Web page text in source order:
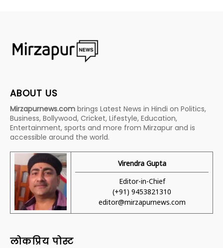
ABOUT US
Mirzapurnews.com brings Latest News in Hindi on Politics,
Business, Bollywood, Cricket, Lifestyle, Education,
Entertainment, sports and more from Mirzapur and is
accessible around the world.
Virendra Gupta
Editor-in-Chief
(+91) 9453821310
editor@mirzapurnews.com
लोकप्रिय पोस्ट